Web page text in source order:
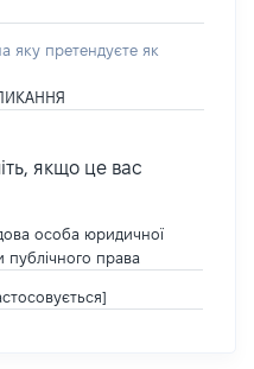
яку претендуєте як
якщо це вас
особа юридичної
публічного права